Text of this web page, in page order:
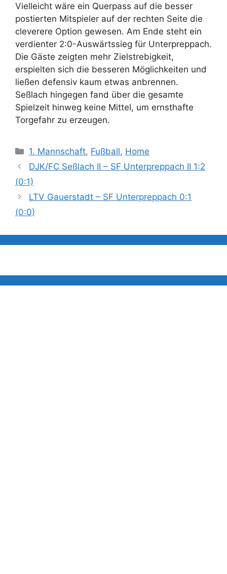
Vielleicht wäre ein Querpass auf die besser
postierten Mitspieler auf der rechten Seite die
cleverere Option gewesen. Am Ende steht ein
verdienter 2:0-Auswärtssieg für Unterpreppach.
Die Gäste zeigten mehr Zielstrebigkeit,
erspielten sich die besseren Möglichkeiten und
ließen defensiv kaum etwas anbrennen.
Seßlach hingegen fand über die gesamte
Spielzeit hinweg keine Mittel, um ernsthafte
Torgefahr zu erzeugen.
Kategorien
1. Mannschaft, Fußball, Home
DJK/FC Seßlach II – SF Unterpreppach II 1:2
(0:1)
LTV Gauerstadt – SF Unterpreppach 0:1
(0:0)